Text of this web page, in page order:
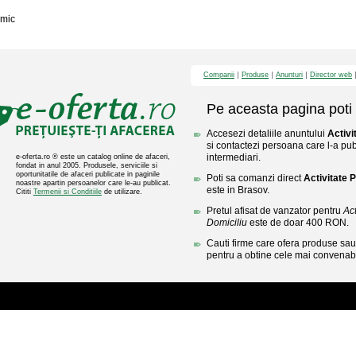
mic
e-oferta.ro ® este un catalog online de afaceri,
fondat in anul 2005. Produsele, serviciile si
oportunitatile de afaceri publicate in paginile
noastre apartin persoanelor care le-au publicat.
Cititi Termenii si Conditiile de utilizare.
Companii Produse Anunturi Director web
Pe aceasta pagina poti
Accesezi detaliile anuntului
si contactezi persoana care l-a
intermediari.
Poti sa comanzi directActivitate
este in Brasov.
Pretul afisat de vanzator pentru
Domiciliu este de doar 400 RON.
Cauti firme care ofera produse
pentru a obtine cele mai